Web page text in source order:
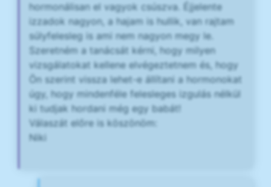
hormonálisan el vagyok csúszva. Éjjelente
izzadok nagyon, a hajam is hullik, van rajtam
súlyfelesleg is ami nem nagyon megy le.
Szeretném a tanácsát kérni, hogy milyen
vizsgálatokat kellene elvégeztetnem és, hogy
Ön szerint vissza lehet-e állítani a hormonokat
úgy, hogy mindenféle felesleges izgulás nélkül
ki tudjak hordani még egy babát!
Válaszát előre is köszönöm:
Niki